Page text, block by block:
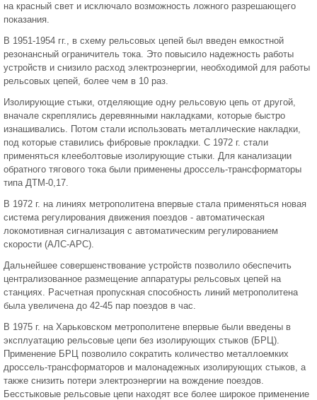
на красный свет и исключало возможность ложного разрешающего
показания.
В 1951-1954 гг., в схему рельсовых цепей был введен емкостной
резонансный ограничитель тока. Это повысило надежность работы
устройств и снизило расход электроэнергии, необходимой для работы
рельсовых цепей, более чем в 10 раз.
Изолирующие стыки, отделяющие одну рельсовую цепь от другой,
вначале скреплялись деревянными накладками, которые быстро
изнашивались. Потом стали использовать металлические накладки,
под которые ставились фибровые прокладки. С 1972 г. стали
применяться клееболтовые изолирующие стыки. Для канализации
обратного тягового тока были применены дроссель-трансформаторы
типа ДТМ-0,17.
В 1972 г. на линиях метрополитена впервые стала применяться новая
система регулирования движения поездов - автоматическая
локомотивная сигнализация с автоматическим регулированием
скорости (АЛС-АРС).
Дальнейшее совершенствование устройств позволило обеспечить
централизованное размещение аппаратуры рельсовых цепей на
станциях. Расчетная пропускная способность линий метрополитена
была увеличена до 42-45 пар поездов в час.
В 1975 г. на Харьковском метрополитене впервые были введены в
эксплуатацию рельсовые цепи без изолирующих стыков (БРЦ).
Применение БРЦ позволило сократить количество металлоемких
дроссель-трансформаторов и малонадежных изолирующих стыков, а
также снизить потери электроэнергии на вождение поездов.
Бесстыковые рельсовые цепи находят все более широкое применение